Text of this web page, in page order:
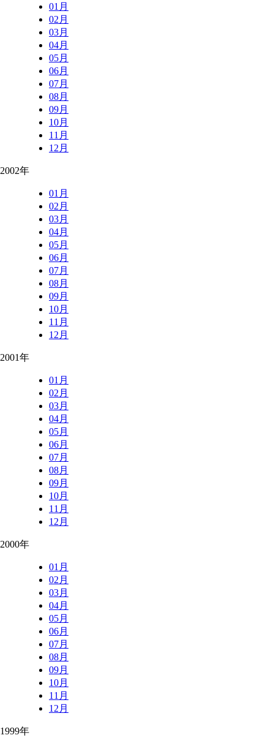
01月
02月
03月
04月
05月
06月
07月
08月
09月
10月
11月
12月
2002年
01月
02月
03月
04月
05月
06月
07月
08月
09月
10月
11月
12月
2001年
01月
02月
03月
04月
05月
06月
07月
08月
09月
10月
11月
12月
2000年
01月
02月
03月
04月
05月
06月
07月
08月
09月
10月
11月
12月
1999年